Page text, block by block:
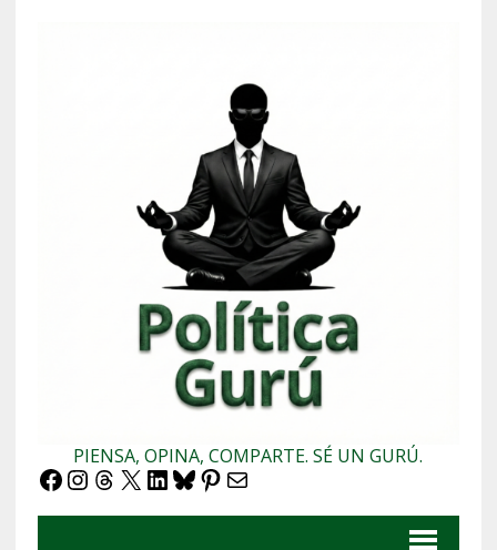
PIENSA, OPINA, COMPARTE. SÉ UN GURÚ.
Facebook
Instagram
Threads
X LinkedIn
Bluesky
Pinterest
Correo electrónico